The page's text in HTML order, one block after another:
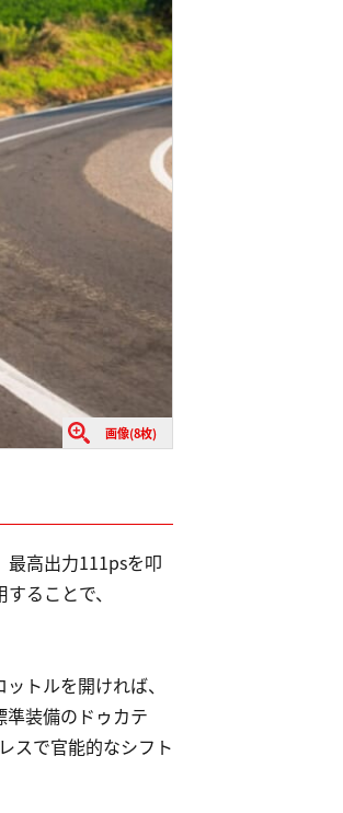
画像(8枚)
最高出力111psを叩
ることで、
トルを開ければ、
装備のドゥカテ
スで官能的なシフト